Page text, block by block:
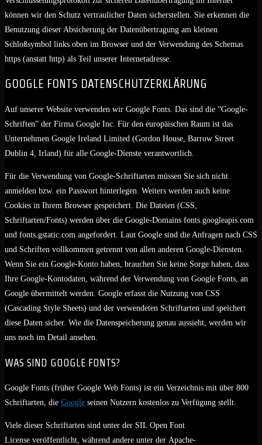
können wir den Schutz vertraulicher Daten sicherstellen. Sie erkennen die
Benutzung dieser Absicherung der Datenübertragung am kleinen
Schloßsymbol links oben im Browser und der Verwendung des Schemas
https (anstatt http) als Teil unserer Internetadresse.
GOOGLE FONTS DATENSCHUTZERKLÄRUNG
Auf unserer Website verwenden wir Google Fonts. Das sind die “Google-
Schriften” der Firma Google Inc. Für den europäischen Raum ist das
Unternehmen Google Ireland Limited (Gordon House, Barrow Street
Dublin 4, Irland) für alle Google-Dienste verantwortlich.
Für die Verwendung von Google-Schriftarten müssen Sie sich nicht
anmelden bzw. ein Passwort hinterlegen. Weiters werden auch keine
Cookies in Ihrem Browser gespeichert. Die Dateien (CSS,
Schriftarten/Fonts) werden über die Google-Domains fonts.googleapis.com
und fonts.gstatic.com angefordert. Laut Google sind die Anfragen nach CSS
und Schriften vollkommen getrennt von allen anderen Google-Diensten.
Wenn Sie ein Google-Konto haben, brauchen Sie keine Sorge haben, dass
Ihre Google-Kontodaten, während der Verwendung von Google Fonts, an
Google übermittelt werden. Google erfasst die Nutzung von CSS
(Cascading Style Sheets) und der verwendeten Schriftarten und speichert
diese Daten sicher. Wie die Datenspeicherung genau aussieht, werden wir
uns noch im Detail ansehen.
WAS SIND GOOGLE FONTS?
Google Fonts (früher Google Web Fonts) ist ein Verzeichnis mit über 800
Schriftarten, die Google seinen Nutzern kostenlos zu Verfügung stellt.
Viele dieser Schriftarten sind unter der SIL Open Font
License veröffentlicht, während andere unter der Apache-